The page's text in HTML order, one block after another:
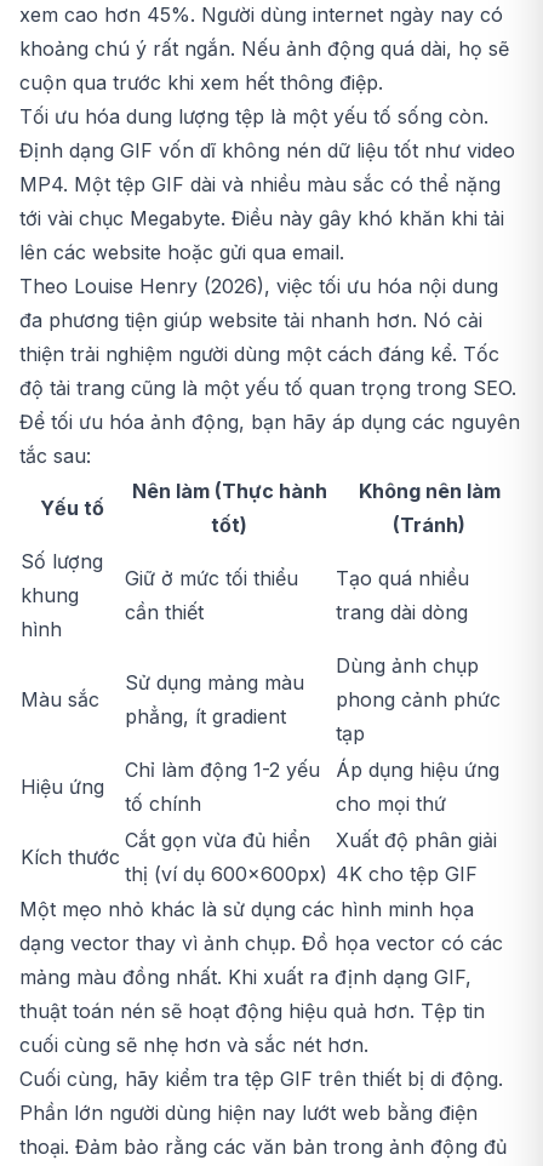
xem cao hơn 45%. Người dùng internet ngày nay có
khoảng chú ý rất ngắn. Nếu ảnh động quá dài, họ sẽ
cuộn qua trước khi xem hết thông điệp.
Tối ưu hóa dung lượng tệp là một yếu tố sống còn.
Định dạng GIF vốn dĩ không nén dữ liệu tốt như video
MP4. Một tệp GIF dài và nhiều màu sắc có thể nặng
tới vài chục Megabyte. Điều này gây khó khăn khi tải
lên các website hoặc gửi qua email.
Theo Louise Henry (2026), việc tối ưu hóa nội dung
đa phương tiện giúp website tải nhanh hơn. Nó cải
thiện trải nghiệm người dùng một cách đáng kể. Tốc
độ tải trang cũng là một yếu tố quan trọng trong SEO.
Để tối ưu hóa ảnh động, bạn hãy áp dụng các nguyên
tắc sau:
Yếu tố
Nên làm (Thực hành
tốt)
Không nên làm
(Tránh)
Số lượng
khung
hình
Giữ ở mức tối thiểu
cần thiết
Tạo quá nhiều
trang dài dòng
Màu sắc
Sử dụng mảng màu
phẳng, ít gradient
Dùng ảnh chụp
phong cảnh phức
tạp
Hiệu ứng
Chỉ làm động 1-2 yếu
tố chính
Áp dụng hiệu ứng
cho mọi thứ
Kích thước
Cắt gọn vừa đủ hiển
thị (ví dụ 600x600px)
Xuất độ phân giải
4K cho tệp GIF
Một mẹo nhỏ khác là sử dụng các hình minh họa
dạng vector thay vì ảnh chụp. Đồ họa vector có các
mảng màu đồng nhất. Khi xuất ra định dạng GIF,
thuật toán nén sẽ hoạt động hiệu quả hơn. Tệp tin
cuối cùng sẽ nhẹ hơn và sắc nét hơn.
Cuối cùng, hãy kiểm tra tệp GIF trên thiết bị di động.
Phần lớn người dùng hiện nay lướt web bằng điện
thoại. Đảm bảo rằng các văn bản trong ảnh động đủ